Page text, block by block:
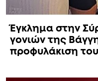
Έγκλημα στην
γονιών της
προφυλάκιση